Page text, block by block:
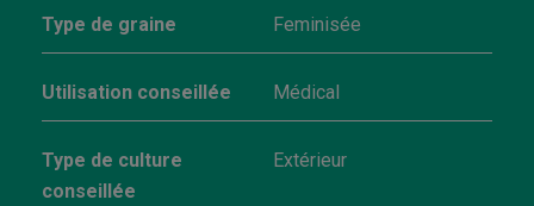
Type de graine Feminisée
Utilisation conseillée Médical
Type de culture
conseillée
Extérieur